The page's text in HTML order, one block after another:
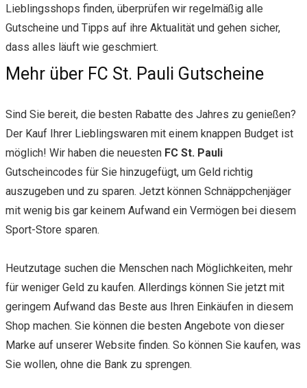
Lieblingsshops finden, überprüfen wir regelmäßig alle
Gutscheine und Tipps auf ihre Aktualität und gehen sicher,
dass alles läuft wie geschmiert.
Mehr über FC St. Pauli Gutscheine
Sind Sie bereit, die besten Rabatte des Jahres zu genießen?
Der Kauf Ihrer Lieblingswaren mit einem knappen Budget ist
möglich! Wir haben die neuesten FC St. Pauli
Gutscheincodes für Sie hinzugefügt, um Geld richtig
auszugeben und zu sparen. Jetzt können Schnäppchenjäger
mit wenig bis gar keinem Aufwand ein Vermögen bei diesem
Sport-Store sparen.
Heutzutage suchen die Menschen nach Möglichkeiten, mehr
für weniger Geld zu kaufen. Allerdings können Sie jetzt mit
geringem Aufwand das Beste aus Ihren Einkäufen in diesem
Shop machen. Sie können die besten Angebote von dieser
Marke auf unserer Website finden. So können Sie kaufen, was
Sie wollen, ohne die Bank zu sprengen.